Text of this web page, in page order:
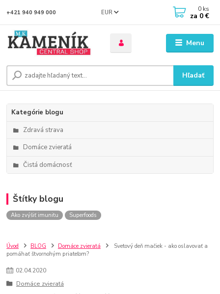
Menu
EUR
Hľadať
+421 940 949 000 0 ks
za 0 €
Kategórie blogu
Zdravá strava
Domáce zvieratá
Čistá domácnosť
Štítky blogu
Ako zvýšiť imunitu Superfoods
Úvod BLOG Domáce zvieratá
Svetový deň mačiek - ako oslavovať a
pomáhať štvornohým priateľom?
02.04.2020
Domáce zvieratá